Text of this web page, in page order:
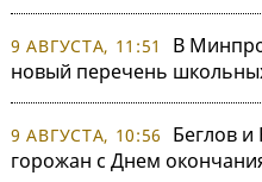
9 АВГУСТА, 11:51
В
новый перечень
9 АВГУСТА, 10:56
Беглов и
горожан с Днем